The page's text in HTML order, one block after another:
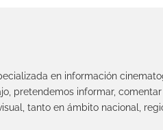
en información
pretendemos informar,
tanto en ámbito nacional,